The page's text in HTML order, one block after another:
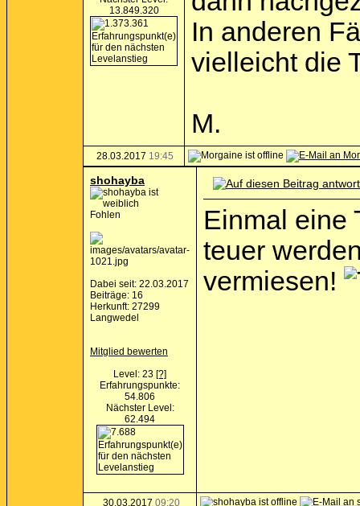
13.849.320
In anderen
vielleicht die
M.
28.03.2017 19:45
shohayba
Fohlen
Dabei seit: 22.03.2017
Beiträge: 16
Herkunft: 27299
Langwedel
Mitglied bewerten
Level: 23 [?]
Erfahrungspunkte:
54.806
Nächster Level:
62.494
Einmal eine
teuer
vermiesen!
30.03.2017 09:20